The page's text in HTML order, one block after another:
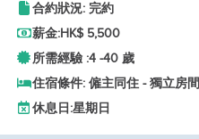
合約狀況: 完約
薪金:HK$ 5,500
所需經驗 :4 -40 歲
住宿條件: 僱主同住 - 獨立房間
休息日:星期日